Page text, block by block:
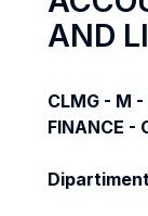
AND
CLMG - M
FINANCE -